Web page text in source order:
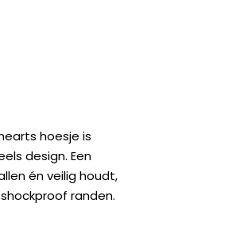
hoesje is
design. Een
én veilig houdt,
randen.